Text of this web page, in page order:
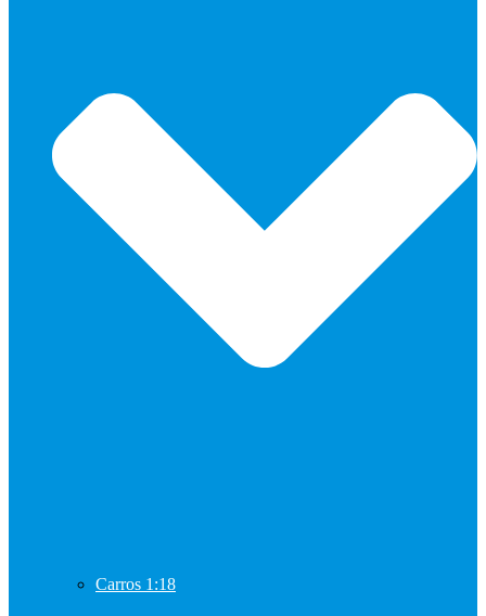
Carros 1:18